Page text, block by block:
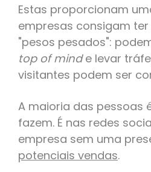
Estas proporcionam
empresas consigam
"pesos pesados":
top of minde levar
visitantes podem ser
A maioria das pessoas
fazem. É nas redes
empresa sem uma
potenciais vendas.